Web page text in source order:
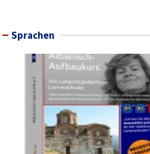
Sprachen